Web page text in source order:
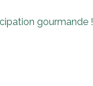
gourmande !